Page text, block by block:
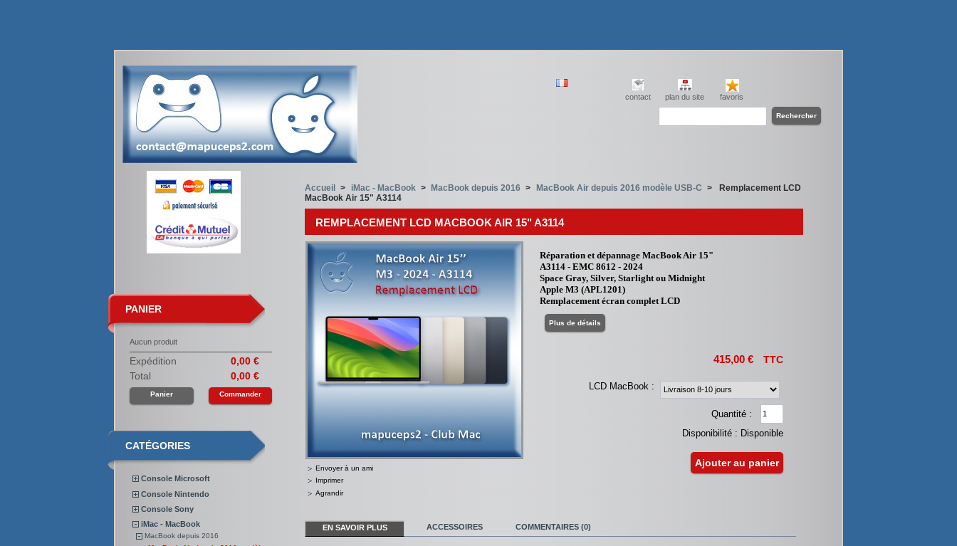
contact plan du site favoris
PANIER
Aucun produit
Expédition
0,00 €
Total
0,00 €
Panier Commander
CATÉGORIES
Console Microsoft
Console Nintendo
Console Sony
iMac - MacBook
MacBook depuis 2016
Accueil > iMac - MacBook > MacBook depuis 2016 > MacBook Air depuis 2016 modèle USB-C >
Remplacement LCD
MacBook Air 15" A3114
REMPLACEMENT LCD MACBOOK AIR 15" A3114
Envoyer à un ami
Imprimer
Agrandir
Réparation et dépannage MacBook Air 15"
A3114 - EMC 8612 - 2024
Space Gray, Silver, Starlight ou Midnight
Apple M3 (APL1201)
Remplacement écran complet LCD
Plus de détails
415,00 € TTC
LCD MacBook :
Quantité :
Disponibilité : Disponible
EN SAVOIR PLUS ACCESSOIRES COMMENTAIRES (0)